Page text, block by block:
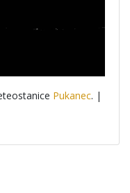
Pukanec. |